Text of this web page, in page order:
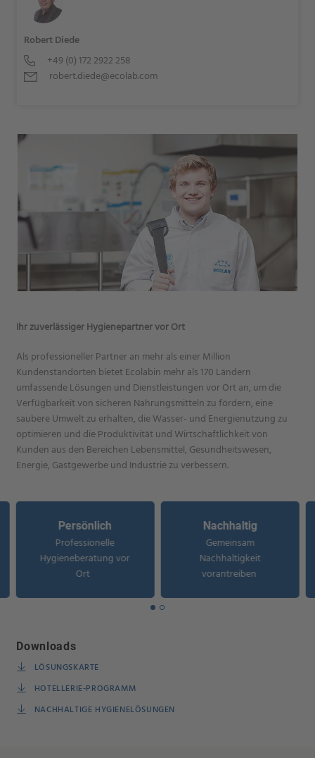
Robert Diede
+49 (0) 172 2922 258
robert.diede@ecolab.com
Ihr zuverlässiger Hygienepartner vor Ort
Als professioneller Partner an mehr als einer Million
Kundenstandorten bietet Ecolabin mehr als 170 Ländern
umfassende Lösungen und Dienstleistungen vor Ort an, um die
Verfügbarkeit von sicheren Nahrungsmitteln zu fördern, eine
saubere Umwelt zu erhalten, die Wasser- und Energienutzung zu
optimieren und die Produktivität und Wirtschaftlichkeit von
Kunden aus den Bereichen Lebensmittel, Gesundheitswesen,
Energie, Gastgewerbe und Industrie zu verbessern.
Persönlich
Professionelle
Hygieneberatung vor
Ort
Nachhaltig
Gemeinsam
Nachhaltigkeit
vorantreiben
Downloads
LÖSUNGSKARTE
HOTELLERIE-PROGRAMM
NACHHALTIGE HYGIENELÖSUNGEN